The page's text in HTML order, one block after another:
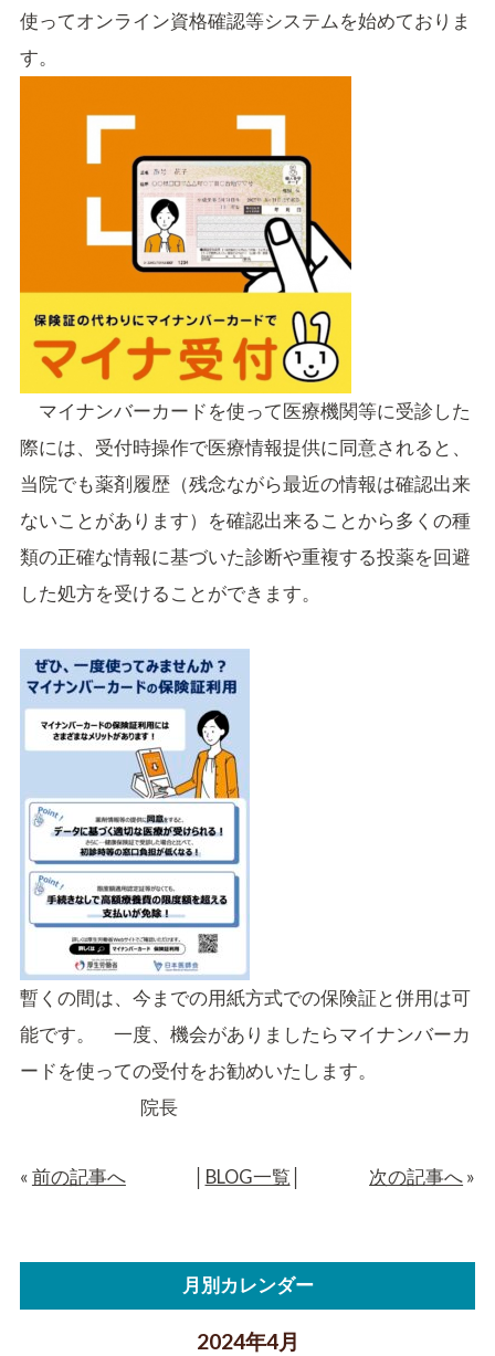
使ってオンライン資格確認等システムを始めておりま
す。
マイナンバーカードを使って医療機関等に受診した
際には、受付時操作で医療情報提供に同意されると、
当院でも薬剤履歴（残念ながら最近の情報は確認出来
ないことがあります）を確認出来ることから多くの種
類の正確な情報に基づいた診断や重複する投薬を回避
した処方を受けることができます。
暫くの間は、今までの用紙方式での保険証と併用は可
能です。 一度、機会がありましたらマイナンバーカ
ードを使っての受付をお勧めいたします。
院長
« 前の記事へ BLOG一覧 次の記事へ »
月別カレンダー
2024年4月